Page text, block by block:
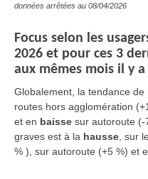
données arrêtées au 08/04/2026
Focus selon les
2026 et pour ces 3
aux mêmes mois il y
Globalement, la tendance de
routes hors agglomération
et en baisse sur autoroute (-
graves est à la hausse, sur
% ), sur autoroute (+5 %) et